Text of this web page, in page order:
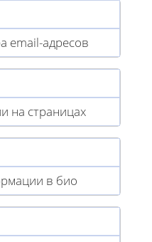
email-адресов
на страницах
в био